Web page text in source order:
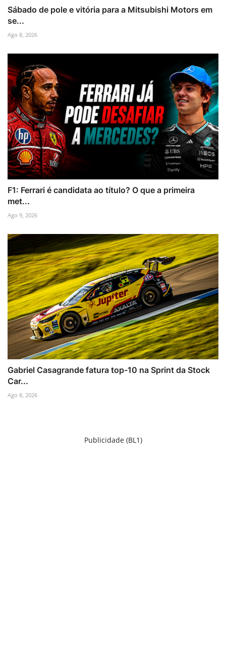
Sábado de pole e vitória para a Mitsubishi Motors em
se...
Ago 8, 2026
F1: Ferrari é candidata ao título? O que a primeira
met...
Ago 9, 2026
Gabriel Casagrande fatura top-10 na Sprint da Stock
Car...
Ago 8, 2026
Publicidade (BL1)